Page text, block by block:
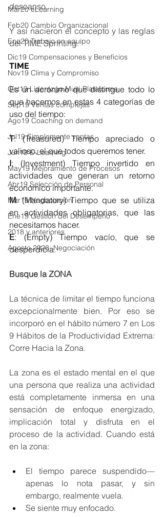
Mar20 eLearning
Feb20 Cambio Organizacional
Ene20 Trabajo en equipo
Dic19 Compensaciones y Beneficios
Nov19 Clima y Compromiso
Oct19 Liderazgo Multi Plataforma
Sep19 Ventas complejas
Ago19 Coaching on demand
Jul19 Simplemente ventas
Jun19 E-Learning
May19 Mejoramiento de Procesos
Abr19 Selección de Personal
Mar19 Negociación
Ene19 Gestión del Desempeño
2018 y anteriores
Agosto 2026: Negociación
descanso.
Y así nacieron el concepto y las reglas
del TIME Sprinting.
TIME
Es un acrónimo que distingue todo lo
que hacemos en estas 4 categorías de
uso del tiempo:
T: (Treasured) Tiempo apreciado o
valioso, el que todos queremos tener.
I: (Investment) Tiempo invertido en
actividades que generan un retorno
económico importante.
M: (Mandatory) Tiempo que se utiliza
en actividades obligatorias, que las
necesitamos hacer.
E: (Empty) Tiempo vacío, que se
desperdicia.
Busque la ZONA
La técnica de limitar el tiempo funciona
excepcionalmente bien. Por eso se
incorporó en el hábito número 7 en Los
9 Hábitos de la Productividad Extrema:
Corre Hacia la Zona.
La zona es el estado mental en el que
una persona que realiza una actividad
está completamente inmersa en una
sensación de enfoque energizado,
implicación total y disfruta en el
proceso de la actividad. Cuando está
en la zona:
El tiempo parece suspendido—
apenas lo nota pasar, y sin
embargo, realmente vuela.
Se siente muy enfocado.